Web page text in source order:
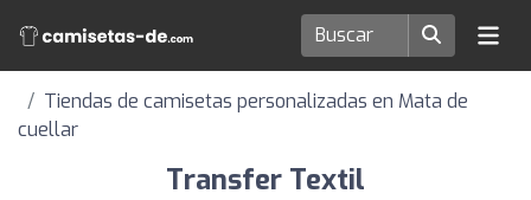
Tiendas de camisetas personalizadas en Mata de
cuellar
Transfer Textil